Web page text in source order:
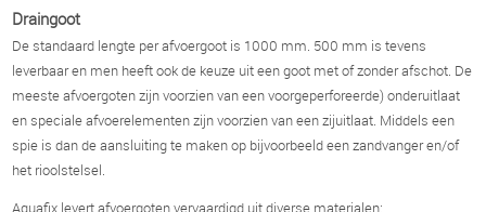
Draingoot
De standaard lengte per afvoergoot is 1000 mm. 500 mm is tevens
leverbaar en men heeft ook de keuze uit een goot met of zonder afschot. De
meeste afvoergoten zijn voorzien van een voorgeperforeerde) onderuitlaat
en speciale afvoerelementen zijn voorzien van een zijuitlaat. Middels een
spie is dan de aansluiting te maken op bijvoorbeeld een zandvanger en/of
het rioolstelsel.
Aquafix levert afvoergoten vervaardigd uit diverse materialen: